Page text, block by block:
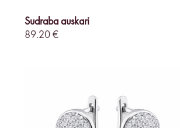
Sudraba auskari
89.20 €